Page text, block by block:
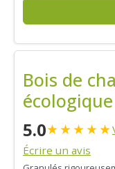
Bois de
écologique
5.0★★★★★
Écrire un avis